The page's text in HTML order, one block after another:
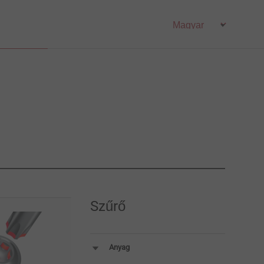
Szűrő
Anyag